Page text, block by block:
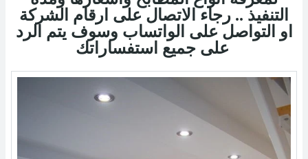
التنفيذ .. رجاء الاتصال على ارقام الشركة
او التواصل على الواتساب وسوف يتم الرد